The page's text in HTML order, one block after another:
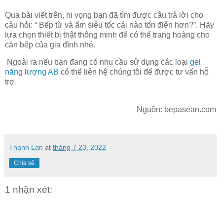
Qua bài viết trên, hi vọng bạn đã tìm được câu trả lời cho
câu hỏi: “ Bếp từ và ấm siêu tốc cái nào tốn điện hơn?”. Hãy
lựa chọn thiết bị thật thông minh để có thể trang hoàng cho
căn bếp của gia đình nhé.
Ngoài ra nếu bạn đang có nhu cầu sử dụng các loại gel
năng lượng AB có thể liên hệ chúng tôi để được tư vấn hỗ
trợ.
Nguồn: bepasean.com
Thanh Lan at tháng 7 23, 2022
Chia sẻ
1 nhận xét: